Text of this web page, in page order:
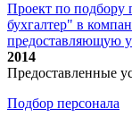
Проект по подбору
бухгалтер" в
предоставляющую
2014
Предоставленные
Подбор персонала